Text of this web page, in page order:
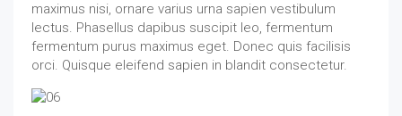
maximus nisi, ornare varius urna sapien vestibulum
lectus. Phasellus dapibus suscipit leo, fermentum
fermentum purus maximus eget. Donec quis facilisis
orci. Quisque eleifend sapien in blandit consectetur.